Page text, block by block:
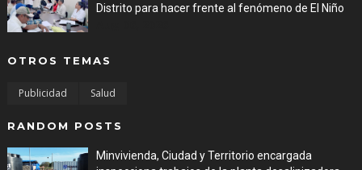
Distrito para hacer frente al fenómeno de El Niño
OTROS TEMAS
Publicidad Salud
RANDOM POSTS
Minvivienda, Ciudad y Territorio encargada